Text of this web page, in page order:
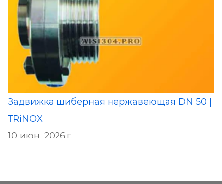
Задвижка шиберная нержавеющая DN 50 |
TRiNOX
10 июн. 2026 г.